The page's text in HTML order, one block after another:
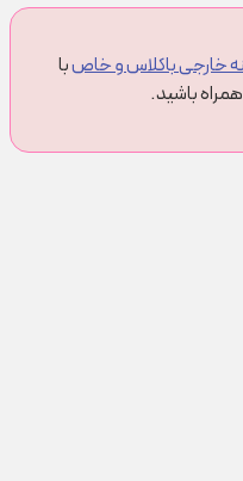
خارجی باکلاس و خاصبا
باشید.